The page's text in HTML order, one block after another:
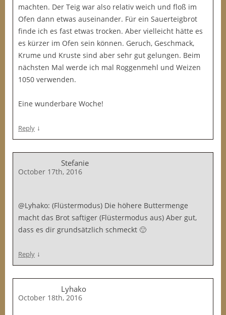
machten. Der Teig war also relativ weich und floß im
Ofen dann etwas auseinander. Für ein Sauerteigbrot
finde ich es fast etwas trocken. Aber vielleicht hätte es
es kürzer im Ofen sein können. Geruch, Geschmack,
Krume und Kruste sind aber sehr gut gelungen. Beim
nächsten Mal werde ich mal Roggenmehl und Weizen
1050 verwenden.
Eine wunderbare Woche!
Reply ↓
Stefanie
October 17th, 2016
@Lyhako: (Flüstermodus) Die höhere Buttermenge
macht das Brot saftiger (Flüstermodus aus) Aber gut,
dass es dir grundsätzlich schmeckt 🙂
Reply ↓
Lyhako
October 18th, 2016